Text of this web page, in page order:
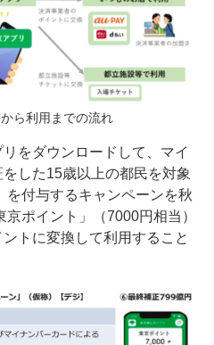
ら利用までの流れ
をダウンロードして、マイ
した15歳以上の都民を対象
を付与するキャンペーンを秋
ポイント」（7000円相当）
トに変換して利用すること